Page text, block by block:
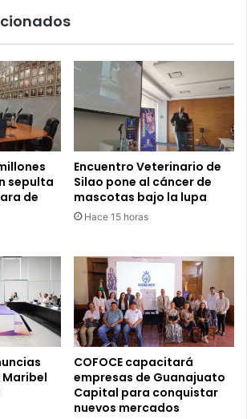
sepulta
de
Encuentro Veterinario de
Silao pone al cáncer de
mascotas bajo la lupa
Hace 15 horas
COFOCE capacitará
empresas de Guanajuato
Capital para conquistar
nuevos mercados